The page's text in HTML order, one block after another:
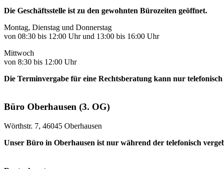
Die Geschäftsstelle ist zu den gewohnten Bürozeiten geöffnet.
Montag, Dienstag und Donnerstag
von 08:30 bis 12:00 Uhr und 13:00 bis 16:00 Uhr
Mittwoch
von 8:30 bis 12:00 Uhr
Die Terminvergabe für eine Rechtsberatung kann nur telefonisch
Büro Oberhausen (3. OG)
Wörthstr. 7, 46045 Oberhausen
Unser Büro in Oberhausen ist nur während der telefonisch